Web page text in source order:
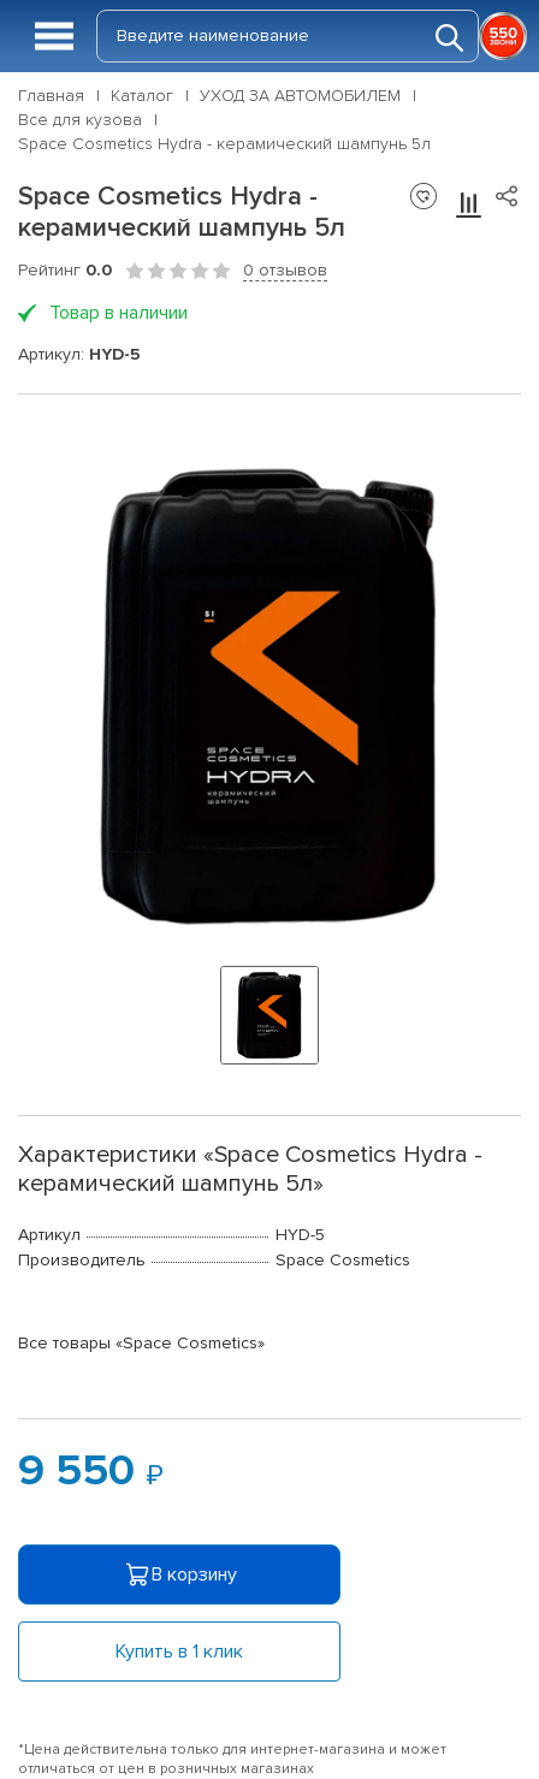
Главная Каталог
УХОД ЗА АВТОМОБИЛЕМ
Все для кузова
Space Cosmetics Hydra - керамический шампунь 5л
Space Cosmetics Hydra -
керамический шампунь 5л
Рейтинг 0.0 0 отзывов
Товар в наличии
Артикул: HYD-5
Характеристики «Space Cosmetics Hydra -
керамический шампунь 5л»
Артикул
HYD-5
Производитель
Space Cosmetics
Все товары «Space Cosmetics»
9 550
В корзину
Купить в 1 клик
*Цена действительна только для интернет-магазина и может
отличаться от цен в розничных магазинах